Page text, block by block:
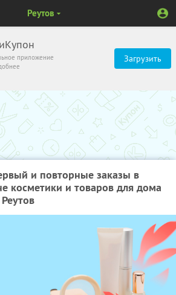
приложение
Загрузить
Реутов
и повторные заказы в
косметики и товаров для дома